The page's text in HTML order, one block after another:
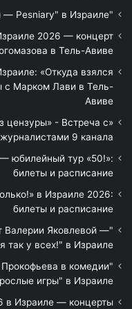
"Песняры — Pesniary" в Израиле
2026 — концерт
в Тель-Авиве
«Откуда взялся
с Марком Лави в Тель-
Авиве
цензуры» - Встреча с
журналистами 9 канала
юбилейный тур «50!»:
билеты и расписание
в Израиле 2026:
билеты и расписание
Валерии Яковлевой —
так у всех!" в Израиле
в комедии
игры" в Израиле
в Израиле — концерты